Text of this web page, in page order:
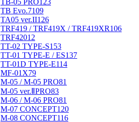
TB Evo.7109
TA05 ver.II126
TRF419 / TRF419X / TRF419XR106
TRF42012
TT-02 TYPE-S153
TT-01 TYPE-E / ES137
TT-01D TYPE-E114
MF-01X79
M-05 / M-05 PRO81
M-05 ver.ⅡPRO83
M-06 / M-06 PRO81
M-07 CONCEPT120
M-08 CONCEPT116